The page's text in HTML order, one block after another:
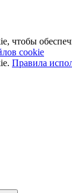
чтобы
cookie
Правила